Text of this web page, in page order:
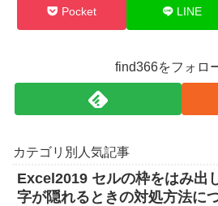
Pocket LINE
find366をフォロ
カテゴリ別人気記事
Excel2019 セルの枠をはみ出
字が隠れるときの対処方法に